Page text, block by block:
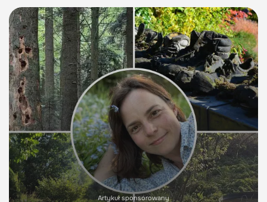
Artykuł sponsorowany